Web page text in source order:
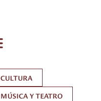
CULTURA
MÚSICA Y TEATRO